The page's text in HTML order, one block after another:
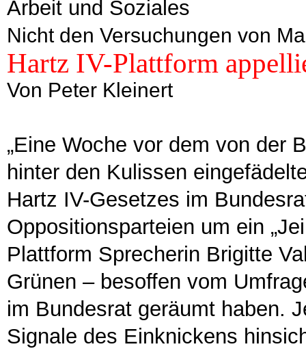
Arbeit und Soziales
Nicht den Versuchungen von
Hartz IV-Plattform
Von Peter Kleinert
„Eine Woche vor dem von der
hinter den Kulissen
Hartz IV-Gesetzes im
Oppositionsparteien um ein
Plattform Sprecherin Brigitte
Grünen – besoffen vom
im Bundesrat geräumt haben.
Signale des Einknickens